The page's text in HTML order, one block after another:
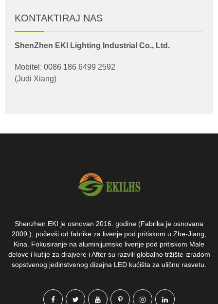
KONTAKTIRAJ NAS
ShenZhen EKI Lighting Industrial Co., Ltd.
Mobitel: 0086 186 6499 2592
(Judi Xiang)
Shenzhen EKI je osnovan 2016. godine (Fabrika je osnovana
2009.), počevši od fabrike za livenje pod pritiskom u Zhe-Jiang,
Kina. Fokusiranje na aluminijumsko livenje pod pritiskom Male
delove i kutije za drajvere i After su razvili globalno tržište izradom
sopstvenog jedinstvenog dizajna LED kućišta za uličnu rasvetu.